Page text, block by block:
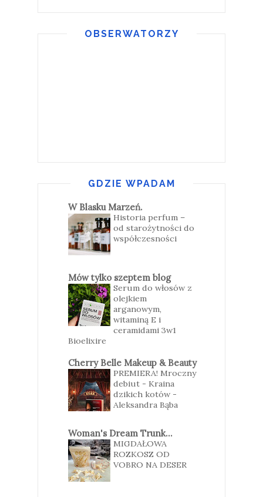
OBSERWATORZY
GDZIE WPADAM
W Blasku Marzeń.
Historia perfum –
od starożytności do
współczesności
Mów tylko szeptem blog
Serum do włosów z
olejkiem
arganowym,
witaminą E i
ceramidami 3w1
Bioelixire
Cherry Belle Makeup & Beauty
PREMIERA! Mroczny
debiut - Kraina
dzikich kotów -
Aleksandra Bąba
Woman's Dream Trunk...
MIGDAŁOWA
ROZKOSZ OD
VOBRO NA DESER